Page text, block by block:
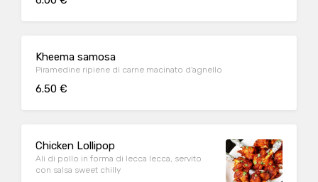
Kheema samosa
Piramedine ripiene di carne macinato d'agnello
6.50 €
Chicken Lollipop
Ali di pollo in forma di lecca lecca, servito
con salsa sweet chilly